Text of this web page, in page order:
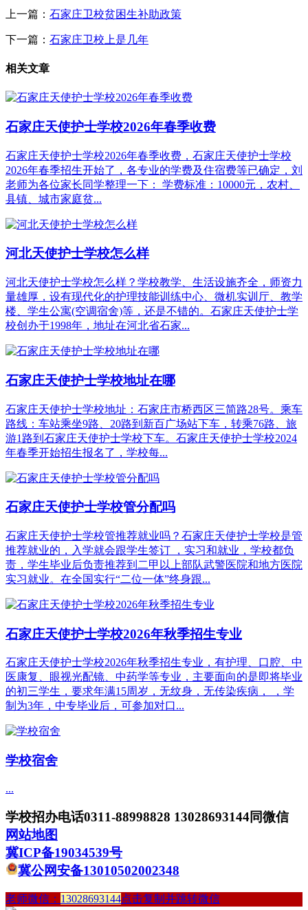
上一篇： 石家庄卫校贫困生补助政策
下一篇： 石家庄卫校上是几年
相关文章
石家庄天使护士学校2026年春季收费
石家庄天使护士学校2026年春季收费，石家庄天使护士学校
2026年春季招生开始了，各专业的学费及住宿费等已确定，刘
老师为各位家长同学整理一下： 学费标准：10000元，农村、
县镇、城市家庭贫...
河北天使护士学校怎么样
河北天使护士学校怎么样？学校教学、生活设施齐全，师资力
量雄厚，设有现代化的护理技能训练中心、微机实训厅、教学
楼、学生公寓(空调宿舍)等，还是不错的。石家庄天使护士学
校创办于1998年，地址在河北省石家...
石家庄天使护士学校地址在哪
石家庄天使护士学校地址：石家庄市桥西区三简路28号。乘车
路线：车站乘坐9路、20路到新百广场站下车，转乘76路、旅
游1路到石家庄天使护士学校下车。石家庄天使护士学校2024
年春季开始招生报名了，学校每...
石家庄天使护士学校管分配吗
石家庄天使护士学校管推荐就业吗？石家庄天使护士学校是管
推荐就业的，入学就会跟学生签订 ，实习和就业，学校都负
责，学生毕业后负责推荐到二甲以上部队武警医院和地方医院
实习就业。在全国实行“二位一体”终身跟...
石家庄天使护士学校2026年秋季招生专业
石家庄天使护士学校2026年秋季招生专业，有护理、口腔、中
医康复、眼视光配镜、中药学等专业，主要面向的是即将毕业
的初三学生，要求年满15周岁，无纹身，无传染疾病， ，学
制为3年，中专毕业后，可参加对口...
学校宿舍
...
学校招办电话0311-88998828 13028693144同微信
网站地图
冀ICP备19034539号
冀公网安备13010502002348
老师微信： 13028693144点击复制并跳转微信